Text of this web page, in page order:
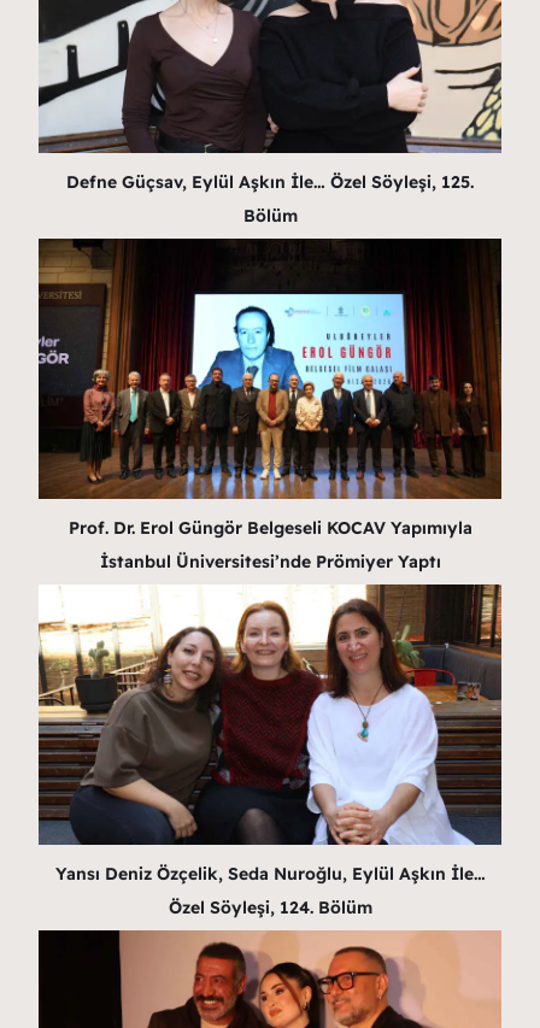
Defne Güçsav, Eylül Aşkın İle… Özel Söyleşi, 125.
Bölüm
Prof. Dr. Erol Güngör Belgeseli KOCAV Yapımıyla
İstanbul Üniversitesi’nde Prömiyer Yaptı
Yansı Deniz Özçelik, Seda Nuroğlu, Eylül Aşkın İle…
Özel Söyleşi, 124. Bölüm